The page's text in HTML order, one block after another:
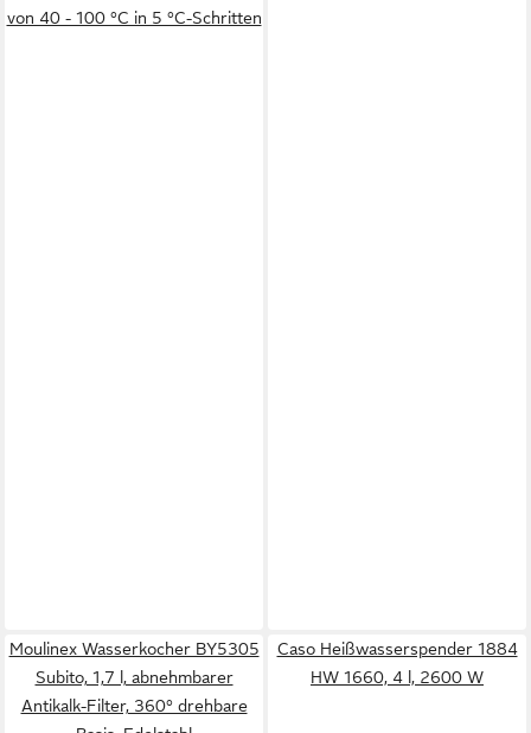
von 40 - 100 °C in 5 °C-Schritten
Moulinex Wasserkocher BY5305
Subito, 1,7 l, abnehmbarer
Antikalk-Filter, 360° drehbare
Caso Heißwasserspender 1884
HW 1660, 4 l, 2600 W